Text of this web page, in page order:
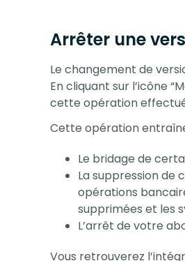
Arrêter une
Le changement de
En cliquant sur l’icône
cette opération
Cette opération
Le bridage de
La suppression de
opérations
supprimées et les
L’arrêt de votre
Vous retrouverez